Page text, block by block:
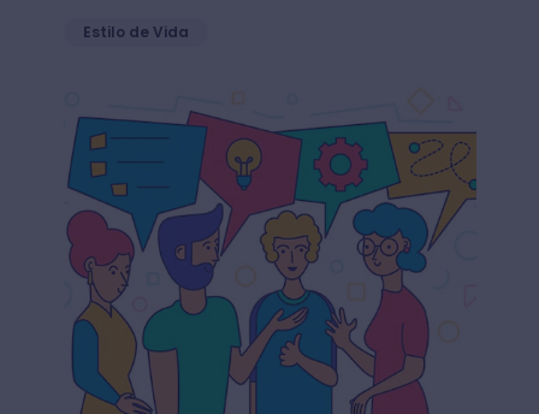
Estilo de Vida